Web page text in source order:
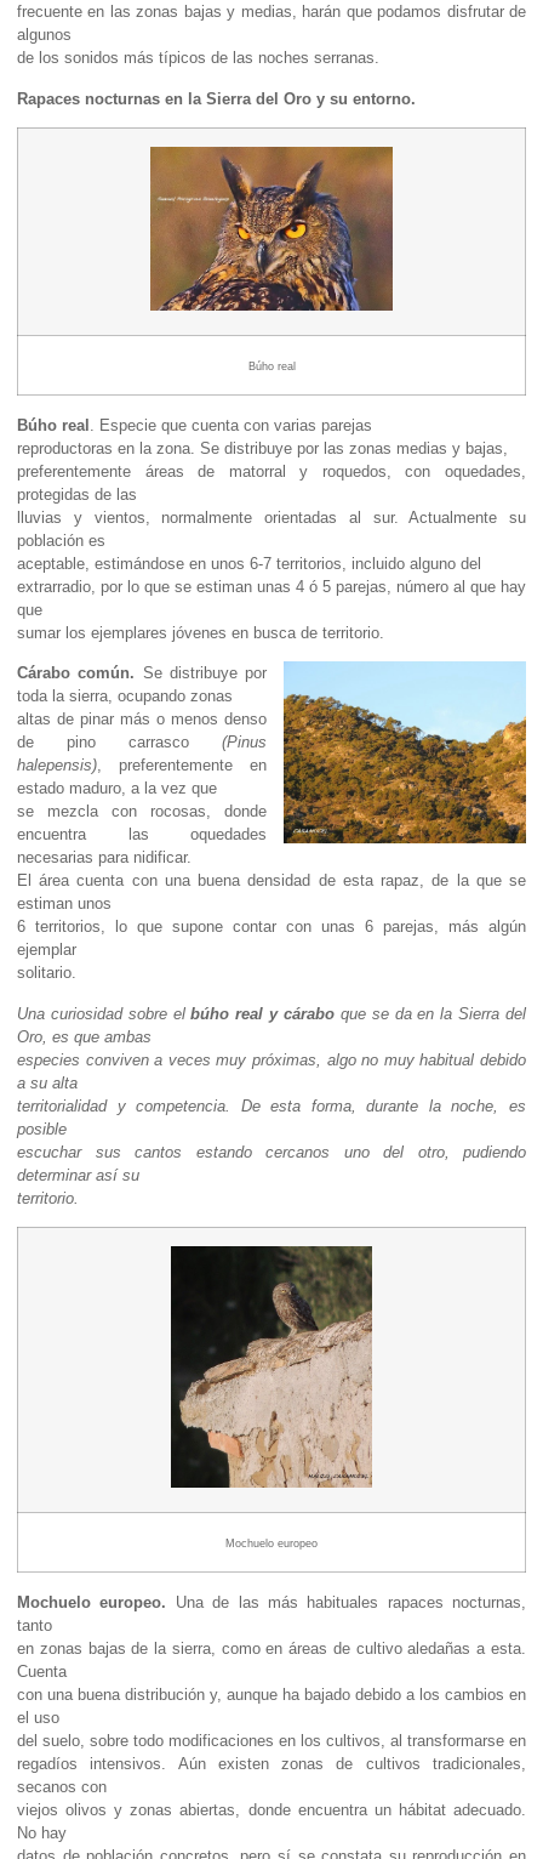
frecuente en las zonas bajas y medias, harán que podamos disfrutar de
algunos
de los sonidos más típicos de las noches serranas.
Rapaces nocturnas en la Sierra del Oro y su entorno.
Búho real
Búho real
. Especie que cuenta con varias parejas
reproductoras en la zona. Se distribuye por las zonas medias y bajas,
preferentemente áreas de matorral y roquedos, con oquedades,
protegidas de las
lluvias y vientos, normalmente orientadas al sur. Actualmente su
población es
aceptable, estimándose en unos 6-7 territorios, incluido alguno del
extrarradio, por lo que se estiman unas 4 ó 5 parejas, número al que hay
que
sumar los ejemplares jóvenes en busca de territorio.
Cárabo común. Se distribuye por
toda la sierra, ocupando zonas
altas de pinar más o menos denso
de pino carrasco (Pinus
halepensis), preferentemente en
estado maduro, a la vez que
se mezcla con rocosas, donde
encuentra las oquedades
necesarias para nidificar.
El área cuenta con una buena densidad de esta rapaz, de la que se
estiman unos
6 territorios, lo que supone contar con unas 6 parejas, más algún
ejemplar
solitario.
Una curiosidad sobre elbúho real y cárabo que se da en la Sierra del
Oro, es que ambas
especies conviven a veces muy próximas, algo no muy habitual debido
a su alta
territorialidad y competencia. De esta forma, durante la noche, es
posible
escuchar sus cantos estando cercanos uno del otro, pudiendo
determinar así su
territorio.
Mochuelo europeo
Mochuelo europeo. Una de las más habituales rapaces nocturnas,
tanto
en zonas bajas de la sierra, como en áreas de cultivo aledañas a esta.
Cuenta
con una buena distribución y, aunque ha bajado debido a los cambios en
el uso
del suelo, sobre todo modificaciones en los cultivos, al transformarse en
regadíos intensivos. Aún existen zonas de cultivos tradicionales,
secanos con
viejos olivos y zonas abiertas, donde encuentra un hábitat adecuado.
No hay